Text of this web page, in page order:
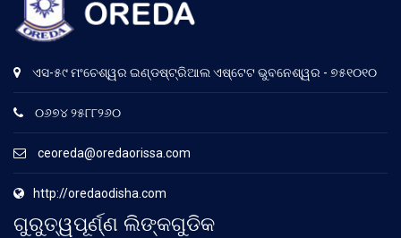
ଏସ-୫୯ ମଂଚେଶ୍ୱର ଇଣ୍ଡଷ୍ଟ୍ରିଆଲ ଏଷ୍ଟେଟ ଭୁବନେଶ୍ୱର - ୭୫୧୦୧୦
୦୬୭୪ ୨୫୮୮୨୬୦
ceoreda@oredaorissa.com
http://oredaodisha.com
ଗୁରୁତ୍ୱପୂର୍ଣ୍ଣ ଲିଙ୍କଗୁଡିକ